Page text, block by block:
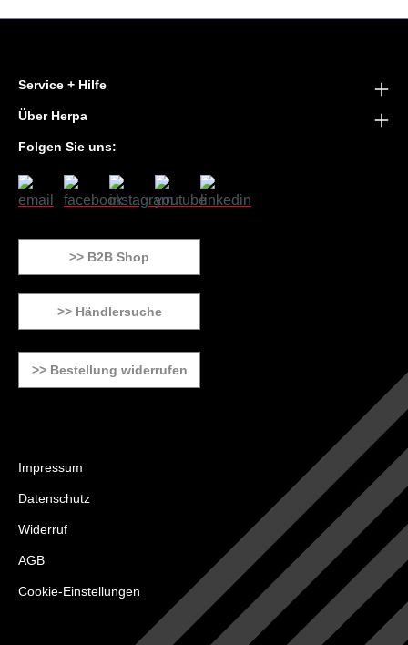
Service + Hilfe
Über Herpa
Folgen Sie uns:
>> B2B Shop
>> Händlersuche
>> Bestellung widerrufen
Impressum
Datenschutz
Widerruf
AGB
Cookie-Einstellungen